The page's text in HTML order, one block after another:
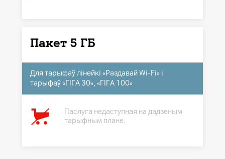
Пакет 5 ГБ
Для тарыфаў лінейкі «Раздавай Wi-Fi» і
тарыфаў «ГІГА 30», «ГІГА 100»
Паслуга недаступная на дадзеным
тарыфным плане.